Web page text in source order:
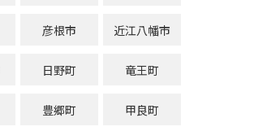
彦根市 近江八幡市
日野町 竜王町
豊郷町 甲良町